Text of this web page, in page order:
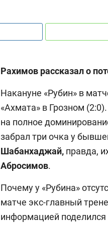
Рахимов рассказал о
Накануне «Рубин» в
«Ахмата» в Грозном
на полное
забрал три очка у
Шабанхаджай, правда,
Абросимов.
Почему у «Рубина»
матче экс-главный
информацией